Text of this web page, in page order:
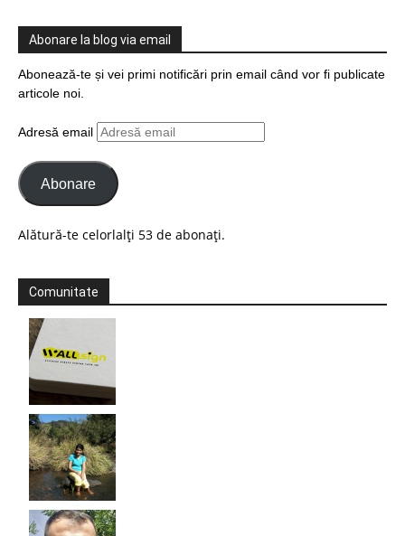
Abonare la blog via email
Abonează-te și vei primi notificări prin email când vor fi publicate
articole noi.
Adresă email
Abonare
Alătură-te celorlalți 53 de abonați.
Comunitate